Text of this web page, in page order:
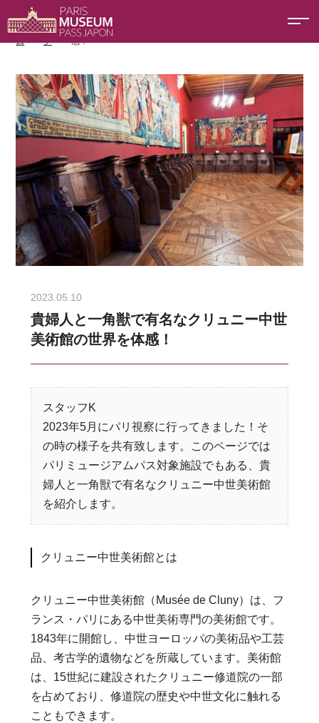
ホー
ム
ブロ
グ
貴婦人と一角獣で有名なクリュニー中世美術館の世界を体
感！
2023.05.10
貴婦人と一角獣で有名なクリュニー中世
美術館の世界を体感！
スタッフK
2023年5月にパリ視察に行ってきました！そ
の時の様子を共有致します。このページでは
パリミュージアムパス対象施設でもある、貴
婦人と一角獣で有名なクリュニー中世美術館
を紹介します。
クリュニー中世美術館とは
クリュニー中世美術館（Musée de Cluny）は、フ
ランス・パリにある中世美術専門の美術館です。
1843年に開館し、中世ヨーロッパの美術品や工芸
品、考古学的遺物などを所蔵しています。美術館
は、15世紀に建設されたクリュニー修道院の一部
を占めており、修道院の歴史や中世文化に触れる
こともできます。